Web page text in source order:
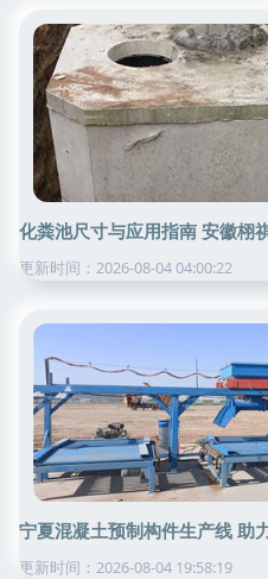
化粪池尺寸与应用指南 安徽栩
更新时间：2026-08-04 04:00:22
宁夏混凝土预制构件生产线 助
更新时间：2026-08-04 19:58:19